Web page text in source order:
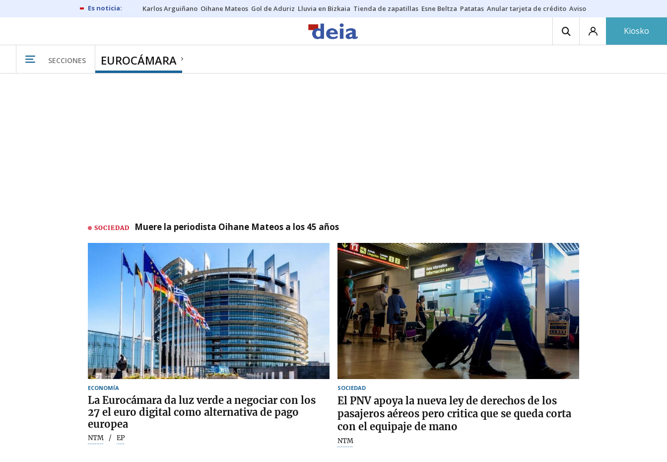
Karlos Arguiñano Oihane Mateos Gol de Aduriz Lluvia en Bizkaia Tienda de zapatillas Esne Beltza Patatas Anular tarjeta de crédito Aviso amarillo
Kiosko
SECCIONES EUROCÁMARA
SOCIEDAD Muere la periodista Oihane Mateos a los 45 años
ECONOMÍA
La Eurocámara da luz verde a negociar con los
27 el euro digital como alternativa de pago
europea
NTM EP
SOCIEDAD
El PNV apoya la nueva ley de derechos de los
pasajeros aéreos pero critica que se queda corta
con el equipaje de mano
NTM